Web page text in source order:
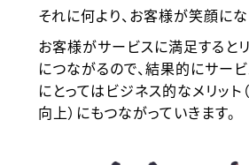
それに何より、お客様が笑顔にな
お客様がサービスに満足すると
につながるので、結果的にサー
にとってはビジネス的なメリッ
向上）にもつながっていきます。